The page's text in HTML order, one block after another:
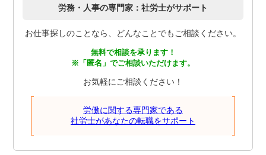
労務・人事の専門家：社労士がサポート
お仕事探しのことなら、どんなことでもご相談ください。
無料で相談を承ります！
※「匿名」でご相談いただけます。
お気軽にご相談ください！
労働に関する専門家である
社労士があなたの転職をサポート